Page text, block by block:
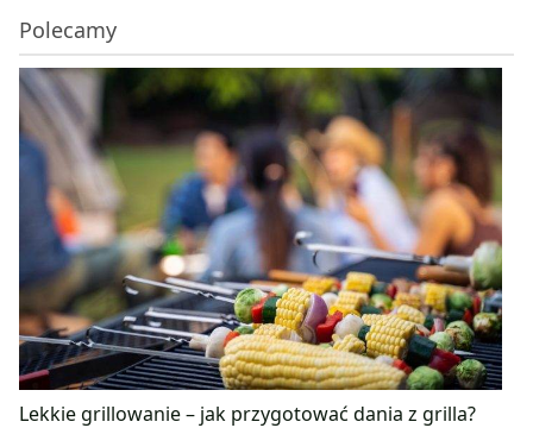
Polecamy
Lekkie grillowanie – jak przygotować dania z grilla?